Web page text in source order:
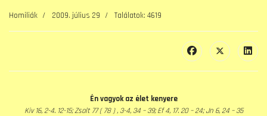
Homiliák 2009. július 29 Találatok: 4619
Én vagyok az élet kenyere
Kiv 16, 2-4. 12-15; Zsolt 77 ( 78 ) , 3-4, 34 – 39; Ef 4, 17. 20 – 24; Jn 6, 24 – 35